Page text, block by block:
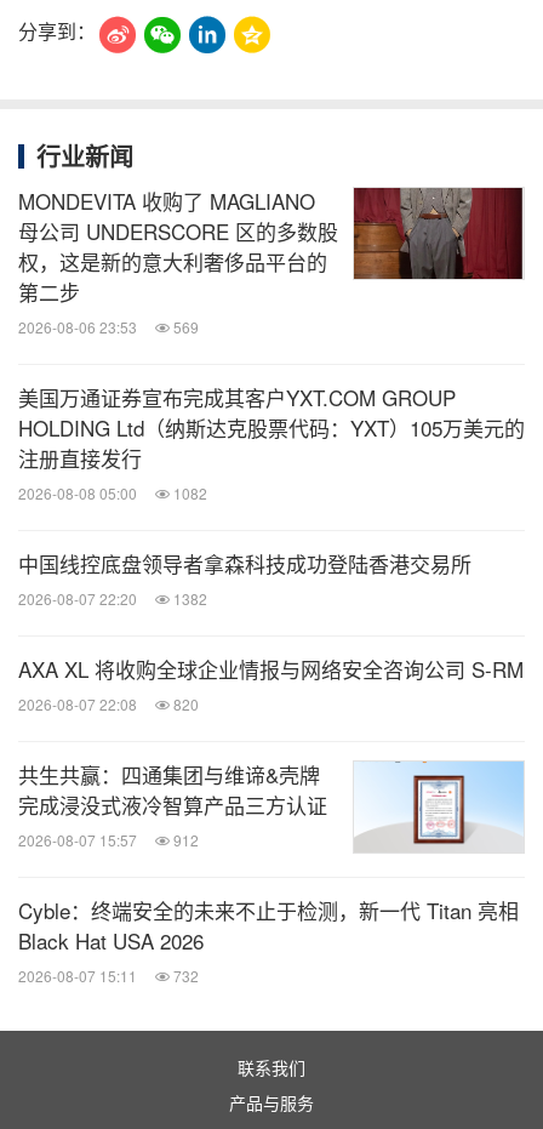
分享到：
行业新闻
MONDEVITA 收购了 MAGLIANO
母公司 UNDERSCORE 区的多数股
权，这是新的意大利奢侈品平台的
第二步
2026-08-06 23:53 569
美国万通证券宣布完成其客户YXT.COM GROUP
HOLDING Ltd（纳斯达克股票代码：YXT）105万美元的
注册直接发行
2026-08-08 05:00 1082
中国线控底盘领导者拿森科技成功登陆香港交易所
2026-08-07 22:20 1382
AXA XL 将收购全球企业情报与网络安全咨询公司 S-RM
2026-08-07 22:08 820
共生共赢：四通集团与维谛&壳牌
完成浸没式液冷智算产品三方认证
2026-08-07 15:57 912
Cyble：终端安全的未来不止于检测，新一代 Titan 亮相
Black Hat USA 2026
2026-08-07 15:11 732
联系我们
产品与服务